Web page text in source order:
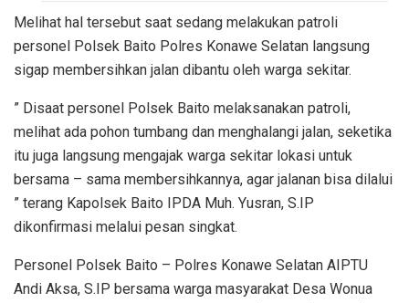
Melihat hal tersebut saat sedang melakukan patroli
personel Polsek Baito Polres Konawe Selatan langsung
sigap membersihkan jalan dibantu oleh warga sekitar.
” Disaat personel Polsek Baito melaksanakan patroli,
melihat ada pohon tumbang dan menghalangi jalan, seketika
itu juga langsung mengajak warga sekitar lokasi untuk
bersama – sama membersihkannya, agar jalanan bisa dilalui
” terang Kapolsek Baito IPDA Muh. Yusran, S.IP
dikonfirmasi melalui pesan singkat.
Personel Polsek Baito – Polres Konawe Selatan AIPTU
Andi Aksa, S.IP bersama warga masyarakat Desa Wonua